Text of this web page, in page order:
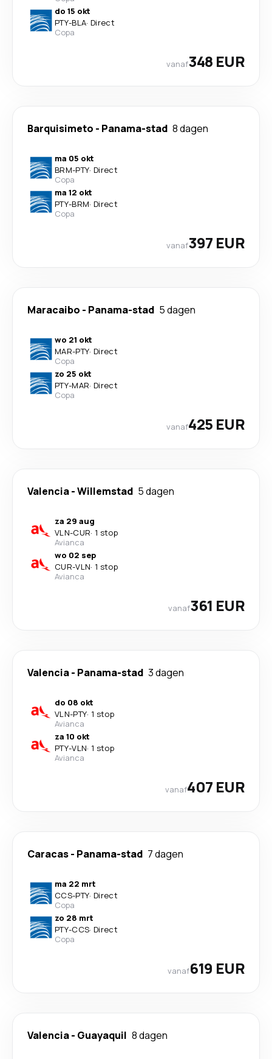
do 15 okt
PTY-BLA· Direct
Copa
vanaf348 EUR
Barquisimeto - Panama-stad 8 dagen
ma 05 okt
BRM-PTY· Direct
Copa
ma 12 okt
PTY-BRM· Direct
Copa
vanaf397 EUR
Maracaibo - Panama-stad 5 dagen
wo 21 okt
MAR-PTY· Direct
Copa
zo 25 okt
PTY-MAR· Direct
Copa
vanaf425 EUR
Valencia-Willemstad 5 dagen
za 29 aug
VLN-CUR· 1 stop
Avianca
wo 02 sep
CUR-VLN· 1 stop
Avianca
vanaf361 EUR
Valencia- Panama-stad 3 dagen
do 08 okt
VLN-PTY· 1 stop
Avianca
za 10 okt
PTY-VLN· 1 stop
Avianca
vanaf407 EUR
Caracas- Panama-stad 7 dagen
ma 22 mrt
CCS-PTY· Direct
Copa
zo 28 mrt
PTY-CCS· Direct
Copa
vanaf619 EUR
Valencia- Guayaquil 8 dagen